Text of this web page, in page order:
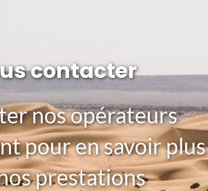
contacter
nos opérateurs
pour en savoir plus
prestations